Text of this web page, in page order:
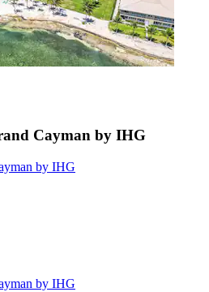
Cayman by IHG
by IHG
by IHG